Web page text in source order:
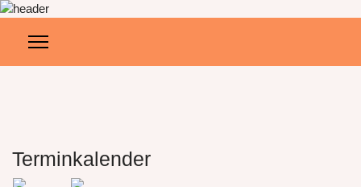
Terminkalender